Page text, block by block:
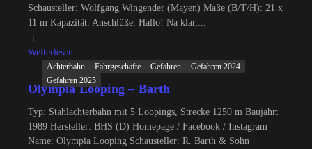
Schausteller: Wolfgang Wingender (Mayen) Maße (B/T/H): 21 x
11 m Kapazität: Anschlüße: Hallo! Na klar,...
Weiterlesen
Achterbahn Fahrgeschäfte Gefahren
Gefahren 2024
Gefahren 2025
Olympia Looping – Barth
Typ: Stahlachterbahn mit 5 Loopings, Strecke 1250 m Baujahr:
1989 Hersteller: BHS (D) Homepage / Facebook / Instagram
Name: Olympia Looping Schausteller: R. Barth & Sohn